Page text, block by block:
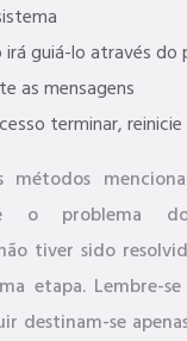
irá guiá-lo através do
as mensagens
terminar,
métodos
o problema
tiver sido
etapa. Lembre-
destinam-se